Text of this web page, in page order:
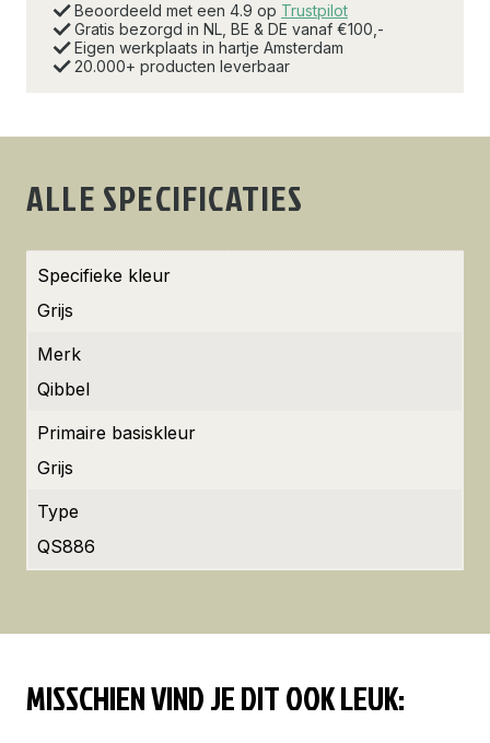
Beoordeeld met een 4.9 op Trustpilot
Gratis bezorgd in NL, BE & DE vanaf €100,-
Eigen werkplaats in hartje Amsterdam
20.000+ producten leverbaar
ALLE SPECIFICATIES
Specifieke kleur
Grijs
Merk
Qibbel
Primaire basiskleur
Grijs
Type
QS886
MISSCHIEN VIND JE DIT OOK LEUK: